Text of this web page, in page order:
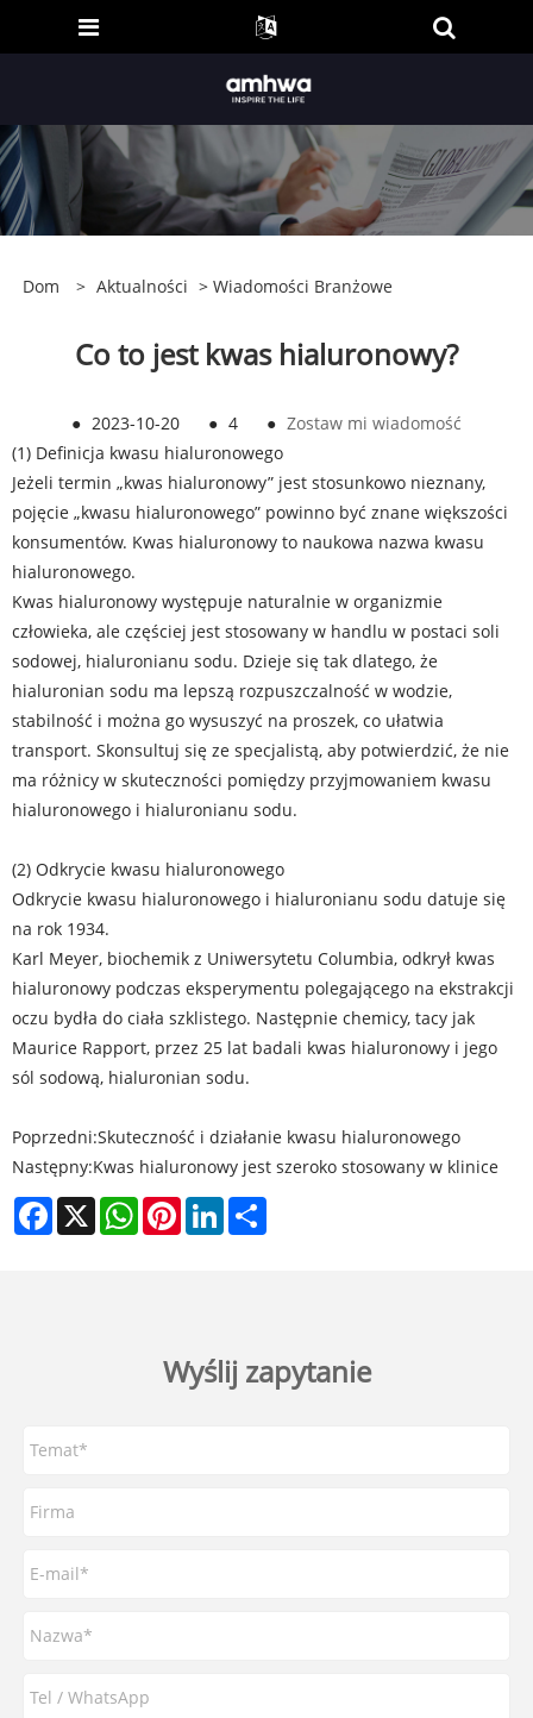
Dom > Aktualności > Wiadomości Branżowe
Co to jest kwas hialuronowy?
● 2023-10-20 ● 4 ● Zostaw mi wiadomość
(1) Definicja kwasu hialuronowego
Jeżeli termin „kwas hialuronowy” jest stosunkowo nieznany,
pojęcie „kwasu hialuronowego” powinno być znane większości
konsumentów. Kwas hialuronowy to naukowa nazwa kwasu
hialuronowego.
Kwas hialuronowy występuje naturalnie w organizmie
człowieka, ale częściej jest stosowany w handlu w postaci soli
sodowej, hialuronianu sodu. Dzieje się tak dlatego, że
hialuronian sodu ma lepszą rozpuszczalność w wodzie,
stabilność i można go wysuszyć na proszek, co ułatwia
transport. Skonsultuj się ze specjalistą, aby potwierdzić, że nie
ma różnicy w skuteczności pomiędzy przyjmowaniem kwasu
hialuronowego i hialuronianu sodu.
(2) Odkrycie kwasu hialuronowego
Odkrycie kwasu hialuronowego i hialuronianu sodu datuje się
na rok 1934.
Karl Meyer, biochemik z Uniwersytetu Columbia, odkrył kwas
hialuronowy podczas eksperymentu polegającego na ekstrakcji
oczu bydła do ciała szklistego. Następnie chemicy, tacy jak
Maurice Rapport, przez 25 lat badali kwas hialuronowy i jego
sól sodową, hialuronian sodu.
Poprzedni:Skuteczność i działanie kwasu hialuronowego
Następny:Kwas hialuronowy jest szeroko stosowany w klinice
Facebook
X WhatsAppPinterestLinkedIn
Wyślij zapytanie